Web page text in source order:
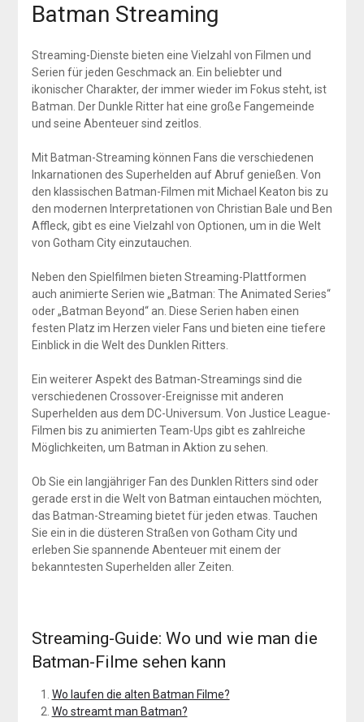
Batman Streaming
Streaming-Dienste bieten eine Vielzahl von Filmen und
Serien für jeden Geschmack an. Ein beliebter und
ikonischer Charakter, der immer wieder im Fokus steht, ist
Batman. Der Dunkle Ritter hat eine große Fangemeinde
und seine Abenteuer sind zeitlos.
Mit Batman-Streaming können Fans die verschiedenen
Inkarnationen des Superhelden auf Abruf genießen. Von
den klassischen Batman-Filmen mit Michael Keaton bis zu
den modernen Interpretationen von Christian Bale und Ben
Affleck, gibt es eine Vielzahl von Optionen, um in die Welt
von Gotham City einzutauchen.
Neben den Spielfilmen bieten Streaming-Plattformen
auch animierte Serien wie „Batman: The Animated Series“
oder „Batman Beyond“ an. Diese Serien haben einen
festen Platz im Herzen vieler Fans und bieten eine tiefere
Einblick in die Welt des Dunklen Ritters.
Ein weiterer Aspekt des Batman-Streamings sind die
verschiedenen Crossover-Ereignisse mit anderen
Superhelden aus dem DC-Universum. Von Justice League-
Filmen bis zu animierten Team-Ups gibt es zahlreiche
Möglichkeiten, um Batman in Aktion zu sehen.
Ob Sie ein langjähriger Fan des Dunklen Ritters sind oder
gerade erst in die Welt von Batman eintauchen möchten,
das Batman-Streaming bietet für jeden etwas. Tauchen
Sie ein in die düsteren Straßen von Gotham City und
erleben Sie spannende Abenteuer mit einem der
bekanntesten Superhelden aller Zeiten.
Streaming-Guide: Wo und wie man die
Batman-Filme sehen kann
Wo laufen die alten Batman Filme?
Wo streamt man Batman?